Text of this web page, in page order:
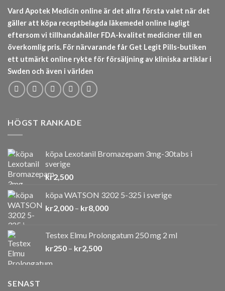
Vard Apotek Medicin online är det allra första valet när det
gäller att köpa receptbelagda läkemedel online lagligt
eftersom vi tillhandahåller FDA-kvalitet mediciner till en
överkomlig pris. För närvarande får Get Legit Pills-butiken
ett utmärkt online rykte för försäljning av kliniska artiklar i
Swden och även i världen
HÖGST RANKADE
köpa Lexotanil Bromazepam 3mg-30tabs i
sverige
kr2,500
köpa WATSON 3202 5-325 i sverige
kr2,000 – kr8,000Prisintervall:
kr8,000
Testex Elmu Prolongatum 250 mg 2 ml
kr250 – kr2,500Prisintervall:
SENAST